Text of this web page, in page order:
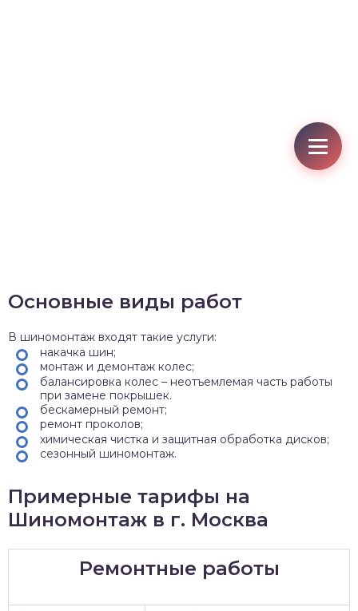
Основные виды работ
В шиномонтаж входят такие услуги:
накачка шин;
монтаж и демонтаж колес;
балансировка колес – неотъемлемая часть работы
при замене покрышек.
бескамерный ремонт;
ремонт проколов;
химическая чистка и защитная обработка дисков;
сезонный шиномонтаж.
Примерные тарифы на
Шиномонтаж в г. Москва
Ремонтные работы